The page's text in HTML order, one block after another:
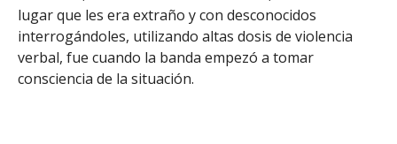
lugar que les era extraño y con desconocidos
interrogándoles, utilizando altas dosis de violencia
verbal, fue cuando la banda empezó a tomar
consciencia de la situación.